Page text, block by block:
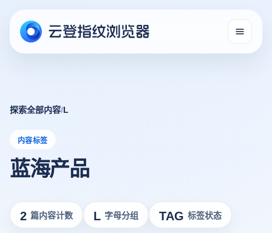
探索全部内容/L
内容标签
蓝海产品
2 篇内容计数 L 字母分组 TAG 标签状态